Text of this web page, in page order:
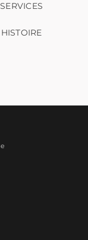
SERVICES
HISTOIRE